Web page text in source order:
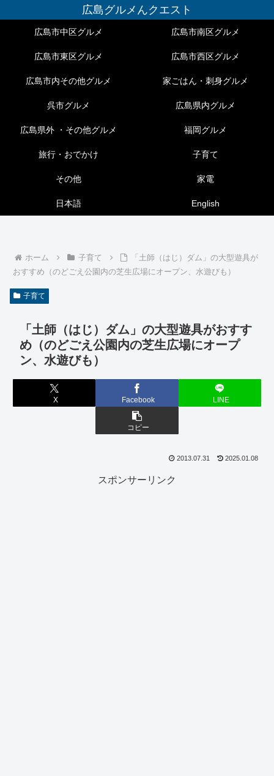
広島グルメんクエスト
広島市中区グルメ 広島市南区グルメ
広島市東区グルメ 広島市西区グルメ
広島市内その他グルメ 家ごはん・刺身グルメ
呉市グルメ 広島県内グルメ
広島県外 ・その他グルメ 福岡グルメ
旅行・おでかけ 子育て
その他 家電
日本語 English
ホーム 子育て
「土師（はじ）ダム」の大型遊具が
おすすめ（のどごえ公園内の芝生広場にオープン、水遊びも）
子育て
「土師（はじ）ダム」の大型遊具がおすす
め（のどごえ公園内の芝生広場にオープ
ン、水遊びも）
X Facebook LINE
コピー
2013.07.31 2025.01.08
スポンサーリンク